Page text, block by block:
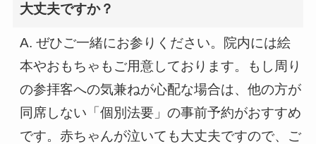
大丈夫ですか？
A. ぜひご一緒にお参りください。院内には絵
本やおもちゃもご用意しております。もし周り
の参拝客への気兼ねが心配な場合は、他の方が
同席しない「個別法要」の事前予約がおすすめ
です。赤ちゃんが泣いても大丈夫ですので、ご